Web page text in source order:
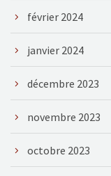
février 2024
janvier 2024
décembre 2023
novembre 2023
octobre 2023